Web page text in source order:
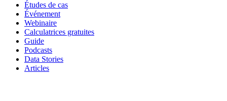
Études de cas
Événement
Webinaire
Calculatrices gratuites
Guide
Podcasts
Data Stories
Articles